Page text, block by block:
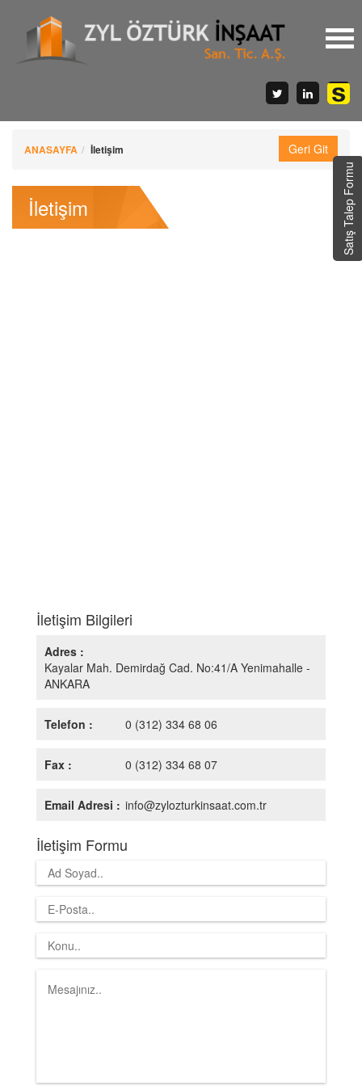
Satış Talep Formu
ANASAYFA İletişim
İletişim
İletişim Bilgileri
Adres :
Kayalar Mah. Demirdağ Cad. No:41/A Yenimahalle -
ANKARA
Telefon : 0 (312) 334 68 06
Fax : 0 (312) 334 68 07
Email Adresi : info@zylozturkinsaat.com.tr
İletişim Formu